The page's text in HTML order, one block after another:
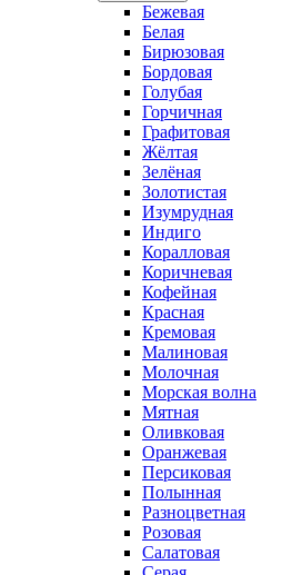
Бежевая
Белая
Бирюзовая
Бордовая
Голубая
Горчичная
Графитовая
Жёлтая
Зелёная
Золотистая
Изумрудная
Индиго
Коралловая
Коричневая
Кофейная
Красная
Кремовая
Малиновая
Молочная
Морская волна
Мятная
Оливковая
Оранжевая
Персиковая
Полынная
Разноцветная
Розовая
Салатовая